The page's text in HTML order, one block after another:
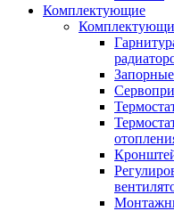
Комплектующие